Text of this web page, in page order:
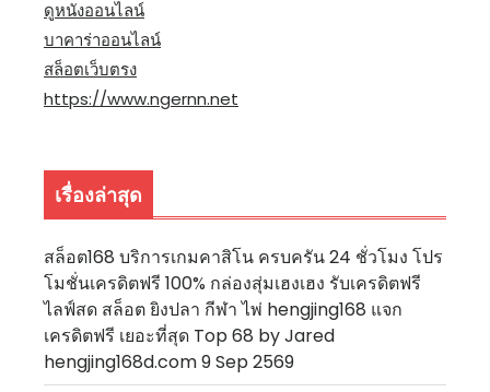
ดูหนังออนไลน์
บาคาร่าออนไลน์
สล็อตเว็บตรง
https://www.ngernn.net
เรื่องล่าสุด
สล็อต168 บริการเกมคาสิโน ครบครัน 24 ชั่วโมง โปร
โมชั่นเครดิตฟรี 100% กล่องสุ่มเฮงเฮง รับเครดิตฟรี
ไลฟ์สด สล็อต ยิงปลา กีฬา ไพ่ hengjing168 แจก
เครดิตฟรี เยอะที่สุด Top 68 by Jared
hengjing168d.com 9 Sep 2569